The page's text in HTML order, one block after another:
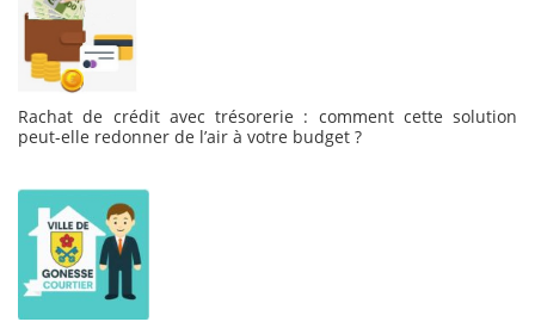
Rachat de crédit avec trésorerie : comment cette solution
peut-elle redonner de l’air à votre budget ?